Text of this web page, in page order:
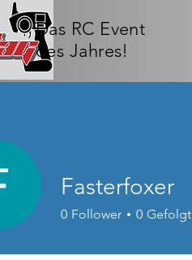
Das RC Event
des Jahres!
Fasterfoxer
0 Follower 0 Gefolgt